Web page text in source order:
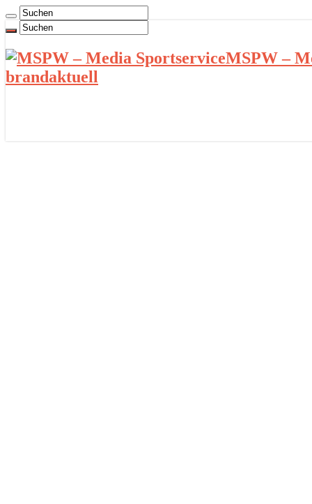
MSPW –
brandaktuell